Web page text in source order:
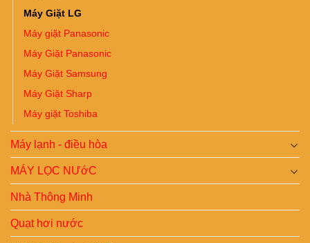
Máy Giặt LG
Máy giặt Panasonic
Máy Giặt Panasonic
Máy Giặt Samsung
Máy Giặt Sharp
Máy giặt Toshiba
Máy lạnh - điều hòa
MÁY LỌC NƯớC
Nhà Thông Minh
Quạt hơi nước